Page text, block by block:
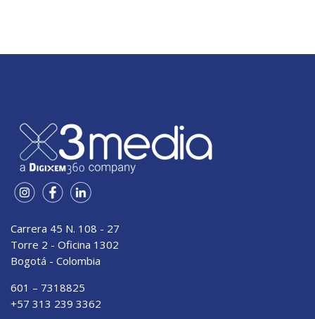
Carrera 45 N. 108 - 27
Torre 2 - Oficina 1302
Bogotá - Colombia
601 – 7318825
+57 313 239 3362